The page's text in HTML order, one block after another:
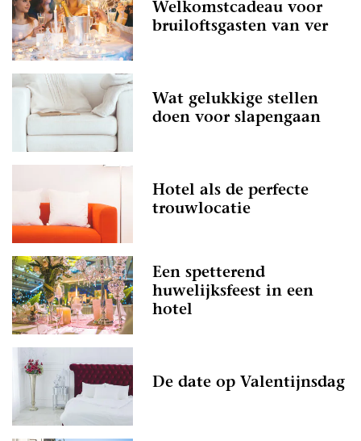
Welkomstcadeau voor
bruiloftsgasten van ver
Wat gelukkige stellen
doen voor slapengaan
Hotel als de perfecte
trouwlocatie
Een spetterend
huwelijksfeest in een
hotel
De date op Valentijnsdag